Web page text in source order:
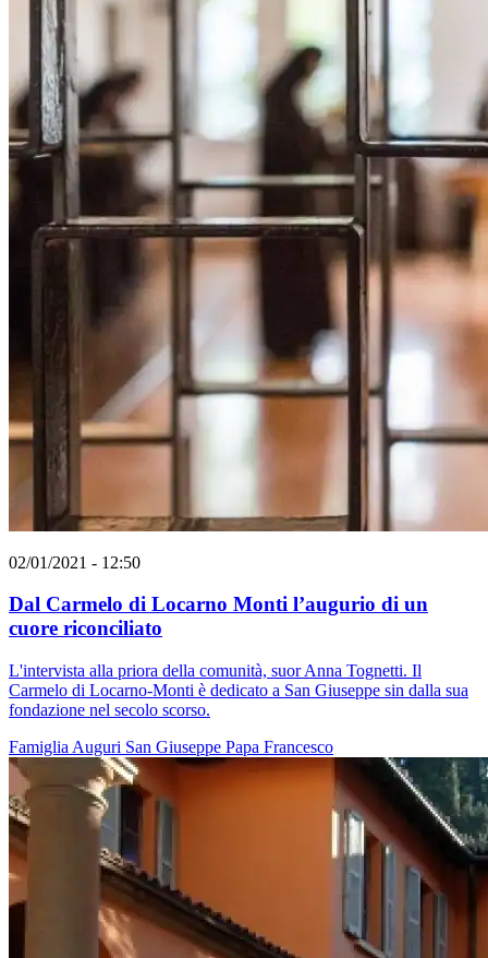
02/01/2021 - 12:50
Dal Carmelo di Locarno Monti l’augurio di un
cuore riconciliato
L'intervista alla priora della comunità, suor Anna Tognetti. Il
Carmelo di Locarno-Monti è dedicato a San Giuseppe sin dalla sua
fondazione nel secolo scorso.
Famiglia Auguri San Giuseppe Papa Francesco